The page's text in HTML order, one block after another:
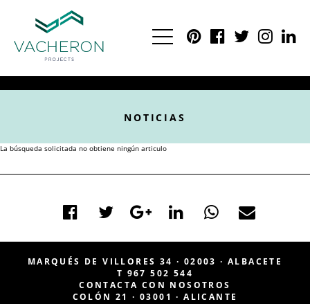
NOTICIAS
La búsqueda solicitada no obtiene ningún articulo
MARQUÉS DE VILLORES 34 · 02003 · ALBACETE
|
T 967 502 544
|
CONTACTA CON NOSOTROS
COLÓN 21 · 03001 · ALICANTE